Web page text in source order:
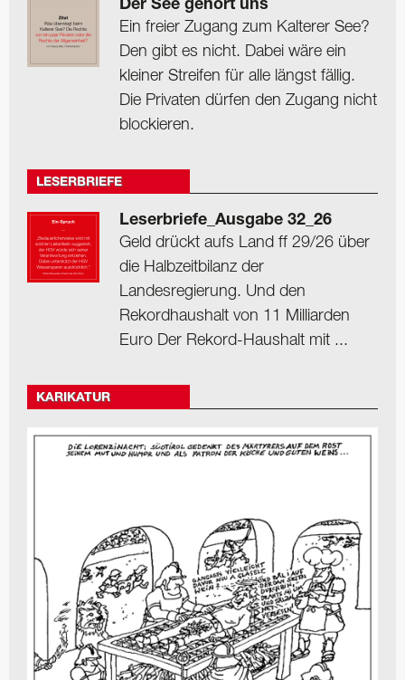
Der See gehört uns
Ein freier Zugang zum Kalterer See?
Den gibt es nicht. Dabei wäre ein
kleiner Streifen für alle längst fällig.
Die Privaten dürfen den Zugang nicht
blockieren.
LESERBRIEFE
Leserbriefe_Ausgabe 32_26
Geld drückt aufs Land ff 29/26 über
die Halbzeitbilanz der
Landesregierung. Und den
Rekordhaushalt von 11 Milliarden
Euro Der Rekord-Haushalt mit ...
KARIKATUR